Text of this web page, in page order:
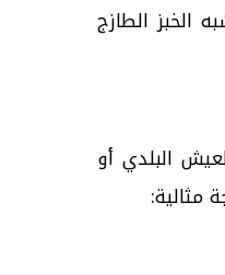
الخبز الطازج
البلدي أو
مثالية: